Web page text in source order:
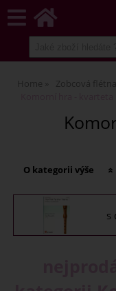
Home
Zobcová
O kategorii výše
s